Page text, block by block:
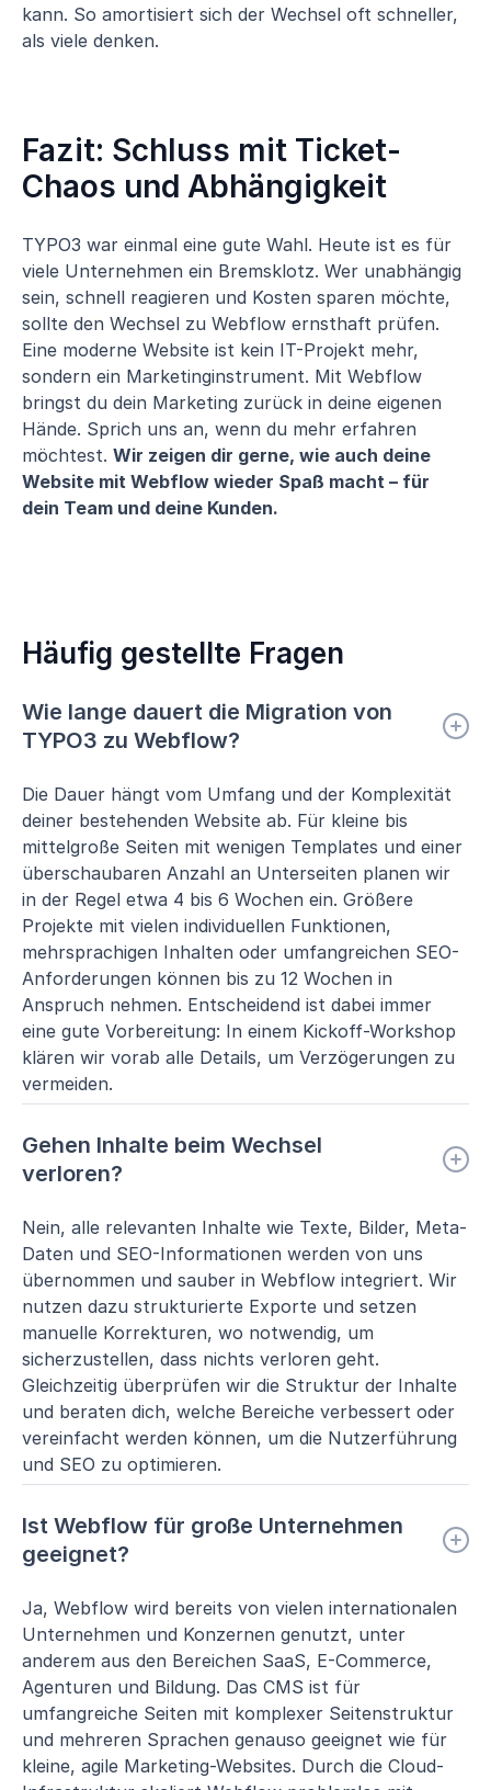
kann. So amortisiert sich der Wechsel oft schneller,
als viele denken.
Fazit: Schluss mit Ticket-
Chaos und Abhängigkeit
TYPO3 war einmal eine gute Wahl. Heute ist es für
viele Unternehmen ein Bremsklotz. Wer unabhängig
sein, schnell reagieren und Kosten sparen möchte,
sollte den Wechsel zu Webflow ernsthaft prüfen.
Eine moderne Website ist kein IT-Projekt mehr,
sondern ein Marketinginstrument. Mit Webflow
bringst du dein Marketing zurück in deine eigenen
Hände. Sprich uns an, wenn du mehr erfahren
möchtest. Wir zeigen dir gerne, wie auch deine
Website mit Webflow wieder Spaß macht – für
dein Team und deine Kunden.
Häufig gestellte Fragen
Wie lange dauert die Migration von
TYPO3 zu Webflow?
Die Dauer hängt vom Umfang und der Komplexität
deiner bestehenden Website ab. Für kleine bis
mittelgroße Seiten mit wenigen Templates und einer
überschaubaren Anzahl an Unterseiten planen wir
in der Regel etwa 4 bis 6 Wochen ein. Größere
Projekte mit vielen individuellen Funktionen,
mehrsprachigen Inhalten oder umfangreichen SEO-
Anforderungen können bis zu 12 Wochen in
Anspruch nehmen. Entscheidend ist dabei immer
eine gute Vorbereitung: In einem Kickoff-Workshop
klären wir vorab alle Details, um Verzögerungen zu
vermeiden.
Gehen Inhalte beim Wechsel
verloren?
Nein, alle relevanten Inhalte wie Texte, Bilder, Meta-
Daten und SEO-Informationen werden von uns
übernommen und sauber in Webflow integriert. Wir
nutzen dazu strukturierte Exporte und setzen
manuelle Korrekturen, wo notwendig, um
sicherzustellen, dass nichts verloren geht.
Gleichzeitig überprüfen wir die Struktur der Inhalte
und beraten dich, welche Bereiche verbessert oder
vereinfacht werden können, um die Nutzerführung
und SEO zu optimieren.
Ist Webflow für große Unternehmen
geeignet?
Ja, Webflow wird bereits von vielen internationalen
Unternehmen und Konzernen genutzt, unter
anderem aus den Bereichen SaaS, E-Commerce,
Agenturen und Bildung. Das CMS ist für
umfangreiche Seiten mit komplexer Seitenstruktur
und mehreren Sprachen genauso geeignet wie für
kleine, agile Marketing-Websites. Durch die Cloud-